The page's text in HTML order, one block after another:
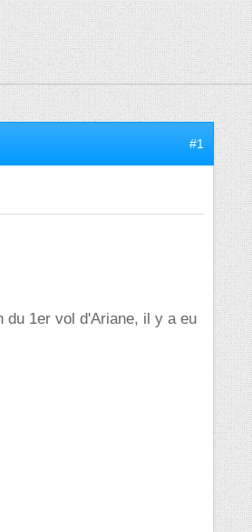
#1
du 1er vol d'Ariane, il y a eu